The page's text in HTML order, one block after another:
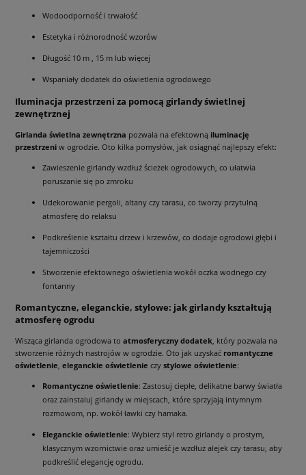
Wodoodporność i trwałość
Estetyka i różnorodność wzorów
Długość 10 m , 15 m lub więcej
Wspaniały dodatek do oświetlenia ogrodowego
Iluminacja przestrzeni za pomocą girlandy świetlnej
zewnętrznej
Girlanda świetlna zewnętrzna pozwala na efektowną iluminację
przestrzeni w ogrodzie. Oto kilka pomysłów, jak osiągnąć najlepszy efekt:
Zawieszenie girlandy wzdłuż ścieżek ogrodowych, co ułatwia
poruszanie się po zmroku
Udekorowanie pergoli, altany czy tarasu, co tworzy przytulną
atmosferę do relaksu
Podkreślenie kształtu drzew i krzewów, co dodaje ogrodowi głębi i
tajemniczości
Stworzenie efektownego oświetlenia wokół oczka wodnego czy
fontanny
Romantyczne, eleganckie, stylowe: jak girlandy kształtują
atmosferę ogrodu
Wisząca girlanda ogrodowa to atmosferyczny dodatek, który pozwala na
stworzenie różnych nastrojów w ogrodzie. Oto jak uzyskać romantyczne
oświetlenie, eleganckie oświetlenie czy stylowe oświetlenie:
Romantyczne oświetlenie: Zastosuj ciepłe, delikatne barwy światła
oraz zainstaluj girlandy w miejscach, które sprzyjają intymnym
rozmowom, np. wokół ławki czy hamaka.
Eleganckie oświetlenie: Wybierz styl retro girlandy o prostym,
klasycznym wzornictwie oraz umieść je wzdłuż alejek czy tarasu, aby
podkreślić elegancję ogrodu.